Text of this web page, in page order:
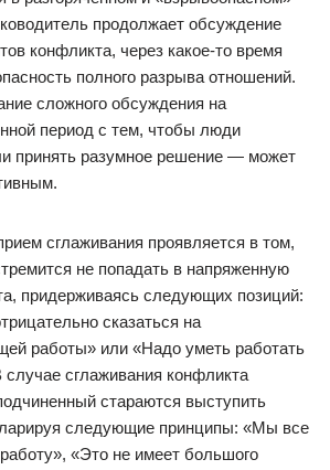
продолжает обсуждение
конфликта, через какое-то время
полного разрыва отношений.
сложного обсуждения на
период с тем, чтобы люди
принять разумное решение — может
сглаживания проявляется в том,
не попадать в напряженную
придерживаясь следующих позиций:
сказаться на
работы» или «Надо уметь работать
сглаживания конфликта
стараются выступить
следующие принципы: «Мы все
«Это не имеет большого